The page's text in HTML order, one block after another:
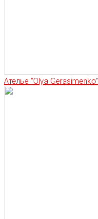
Ателье “Olya Gerasimenko”